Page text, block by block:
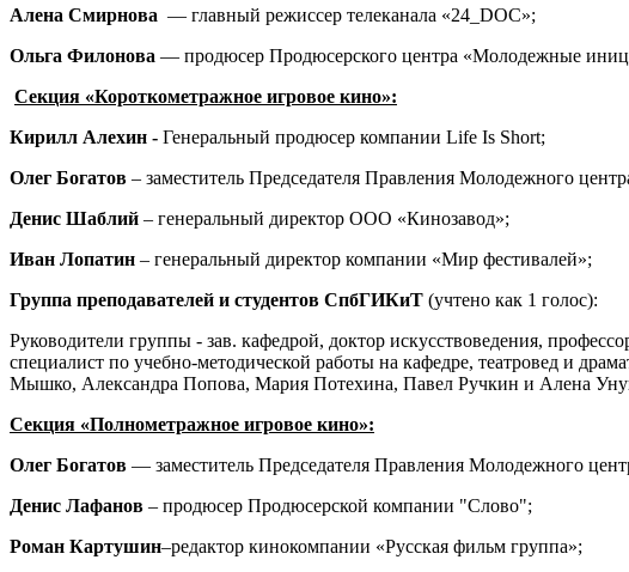
Алена Смирнова — главный режиссер телеканала «24_DOC»;
Ольга Филонова — продюсер Продюсерского центра «Молодежные
Секция «Короткометражное игровое кино»:
Кирилл Алехин - Генеральный продюсер компании Life Is Short;
Олег Богатов – заместитель Председателя Правления Молодежного
Денис Шаблий – генеральный директор ООО «Кинозавод»;
Иван Лопатин – генеральный директор компании «Мир фестивалей»;
Группа преподавателей и студентов СпбГИКиТ (учтено как 1 голос):
Руководители группы - зав. кафедрой, доктор искусствоведения,
специалист по учебно-методической работы на кафедре, театровед и
Мышко, Александра Попова, Мария Потехина, Павел Ручкин и Алена
Секция «Полнометражное игровое кино»:
Олег Богатов — заместитель Председателя Правления Молодежного
Денис Лафанов – продюсер Продюсерской компании "Слово";
Роман Картушин–редактор кинокомпании «Русская фильм группа»;